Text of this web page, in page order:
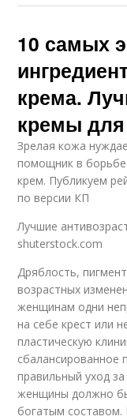
10 самых
крема.
кремы для
Зрелая кожа
помощник в
крем. Публикуем
по версии КП
Лучшие
shuterstock.com
Дряблость,
возрастных
женщинам одни
на себе крест или
пластическую
сбалансированное
правильный уход
женщины должно
богатым составом.